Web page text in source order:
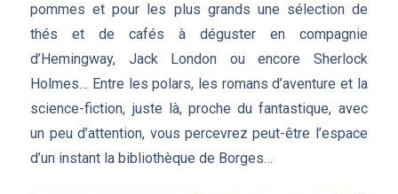
pommes et pour les plus grands une sélection de
thés et de cafés à déguster en compagnie
d’Hemingway, Jack London ou encore Sherlock
Holmes… Entre les polars, les romans d’aventure et la
science-fiction, juste là, proche du fantastique, avec
un peu d’attention, vous percevrez peut-être l’espace
d’un instant la bibliothèque de Borges…